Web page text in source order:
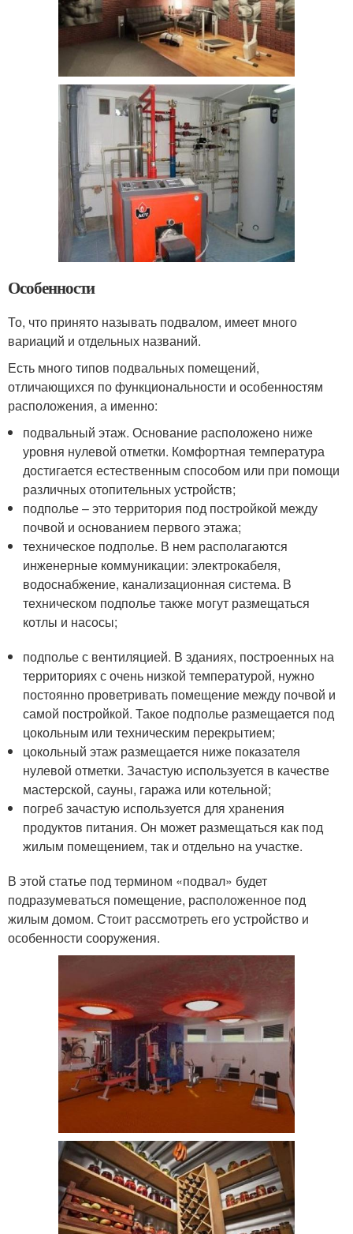
Особенности
То, что принято называть подвалом, имеет много
вариаций и отдельных названий.
Есть много типов подвальных помещений,
отличающихся по функциональности и особенностям
расположения, а именно:
подвальный этаж. Основание расположено ниже
уровня нулевой отметки. Комфортная температура
достигается естественным способом или при помощи
различных отопительных устройств;
подполье – это территория под постройкой между
почвой и основанием первого этажа;
техническое подполье. В нем располагаются
инженерные коммуникации: электрокабеля,
водоснабжение, канализационная система. В
техническом подполье также могут размещаться
котлы и насосы;
подполье с вентиляцией. В зданиях, построенных на
территориях с очень низкой температурой, нужно
постоянно проветривать помещение между почвой и
самой постройкой. Такое подполье размещается под
цокольным или техническим перекрытием;
цокольный этаж размещается ниже показателя
нулевой отметки. Зачастую используется в качестве
мастерской, сауны, гаража или котельной;
погреб зачастую используется для хранения
продуктов питания. Он может размещаться как под
жилым помещением, так и отдельно на участке.
В этой статье под термином «подвал» будет
подразумеваться помещение, расположенное под
жилым домом. Стоит рассмотреть его устройство и
особенности сооружения.